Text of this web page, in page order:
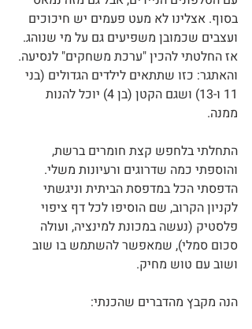
בסוף. אצלינו לא מעט פעמים יש חיכוכים
ועצבים שכמובן משפיעים גם על מי שנוהג.
אז החלטתי להכין "ערכת משחקים" לנסיעה.
והאתגר: כזו שתתאים לילדים הגדולים (בני
11 ו-13) ושגם הקטן (בן 4) יוכל להנות
ממנה.
התחלתי בלחפש קצת חומרים ברשת,
והוספתי כמה שדרוגים ורעיונות משלי.
הדפסתי הכל במדפסת הביתית וניגשתי
לקניון הקרוב, שם הוסיפו לכל דף ציפוי
פלסטיק (נעשה במכונת למינציה, ועולה
סכום סמלי), שמאפשר להשתמש בו שוב
ושוב עם טוש מחיק.
הנה מקבץ מהדברים שהכנתי: